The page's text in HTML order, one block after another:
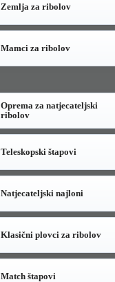
Zemlja za ribolov
Mamci za ribolov
Oprema za natjecateljski
ribolov
Teleskopski štapovi
Natjecateljski najloni
Klasični plovci za ribolov
Match štapovi